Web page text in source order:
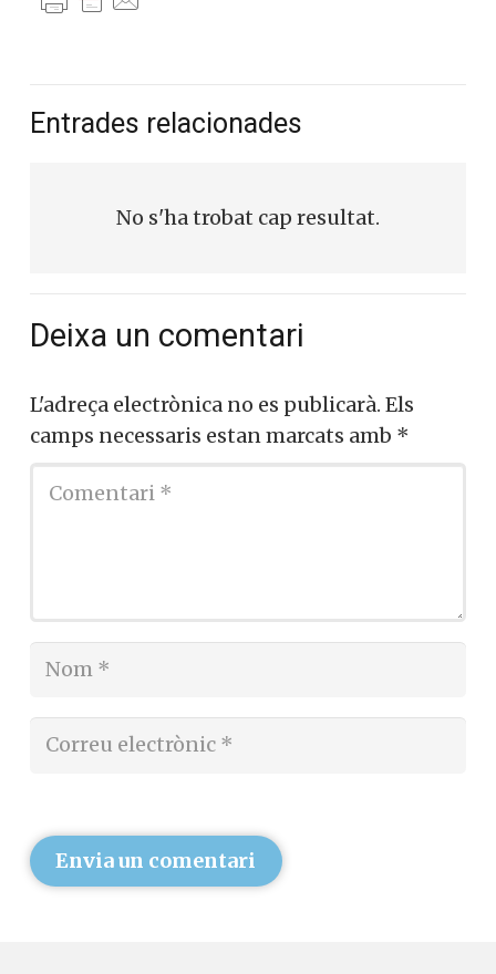
Entrades relacionades
No s'ha trobat cap resultat.
Deixa un comentari
L'adreça electrònica no es publicarà. Els
camps necessaris estan marcats amb *
Envia un comentari